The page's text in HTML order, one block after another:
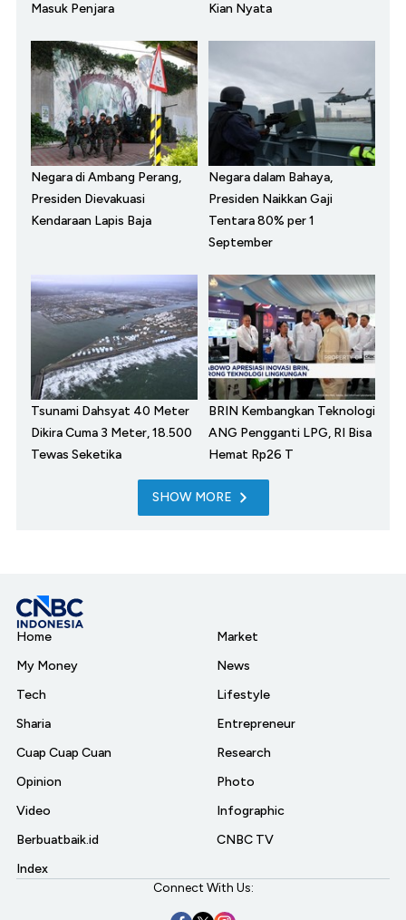
Masuk Penjara
Kian Nyata
Negara di Ambang Perang,
Presiden Dievakuasi
Kendaraan Lapis Baja
Negara dalam Bahaya,
Presiden Naikkan Gaji
Tentara 80% per 1
September
Tsunami Dahsyat 40 Meter
Dikira Cuma 3 Meter, 18.500
Tewas Seketika
BRIN Kembangkan Teknologi
ANG Pengganti LPG, RI Bisa
Hemat Rp26 T
SHOW MORE
Home
My Money
Tech
Sharia
Cuap Cuap Cuan
Opinion
Video
Berbuatbaik.id
Index
Market
News
Lifestyle
Entrepreneur
Research
Photo
Infographic
CNBC TV
Connect With Us: